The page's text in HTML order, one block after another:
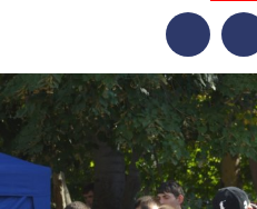
Facebook